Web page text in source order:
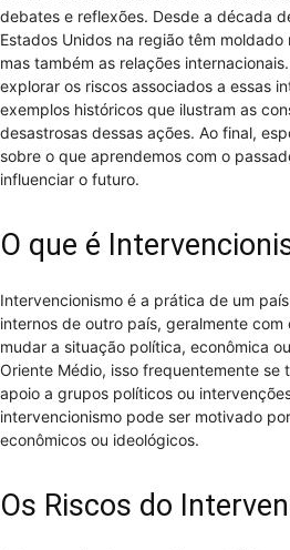
debates e reflexões. Desde a década
Estados Unidos na região têm
mas também as relações
explorar os riscos associados a essas
exemplos históricos que ilustram as
desastrosas dessas ações. Ao final,
sobre o que aprendemos com o
influenciar o futuro.
O que é
Intervencionismo é a prática de um
internos de outro país, geralmente
mudar a situação política, econômica
Oriente Médio, isso frequentemente se
apoio a grupos políticos ou
intervencionismo pode ser motivado
econômicos ou ideológicos.
Os Riscos do